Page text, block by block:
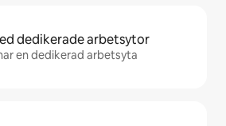
dedikerade arbetsytor
en dedikerad arbetsyta